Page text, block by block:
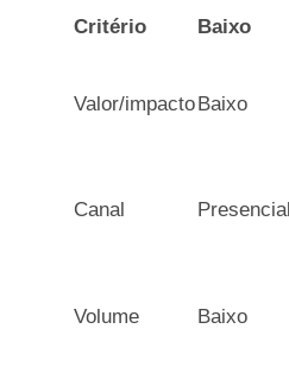
Critério Baixo
Valor/impacto Baixo
Canal Presencial
Volume Baixo